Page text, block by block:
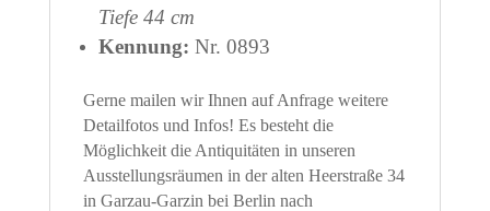
Tiefe 44 cm
Kennung: Nr. 0893
Gerne mailen wir Ihnen auf Anfrage weitere
Detailfotos und Infos! Es besteht die
Möglichkeit die Antiquitäten in unseren
Ausstellungsräumen in der alten Heerstraße 34
in Garzau-Garzin bei Berlin nach